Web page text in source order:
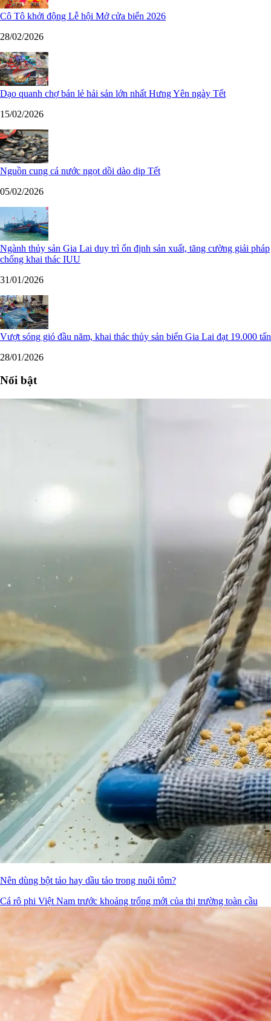
Cô Tô khởi động Lễ hội Mở cửa biển 2026
28/02/2026
Dạo quanh chợ bán lẻ hải sản lớn nhất Hưng Yên ngày Tết
15/02/2026
Nguồn cung cá nước ngọt dồi dào dịp Tết
05/02/2026
Ngành thủy sản Gia Lai duy trì ổn định sản xuất, tăng cường giải pháp
chống khai thác IUU
31/01/2026
Vượt sóng gió đầu năm, khai thác thủy sản biển Gia Lai đạt 19.000 tấn
28/01/2026
Nổi bật
Nên dùng bột tảo hay dầu tảo trong nuôi tôm?
Cá rô phi Việt Nam trước khoảng trống mới của thị trường toàn cầu